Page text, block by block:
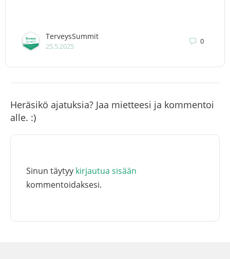
TerveysSummit
25.5.2025
0
Heräsikö ajatuksia? Jaa mietteesi ja kommentoi
alle. :)
Sinun täytyy kirjautua sisään
kommentoidaksesi.